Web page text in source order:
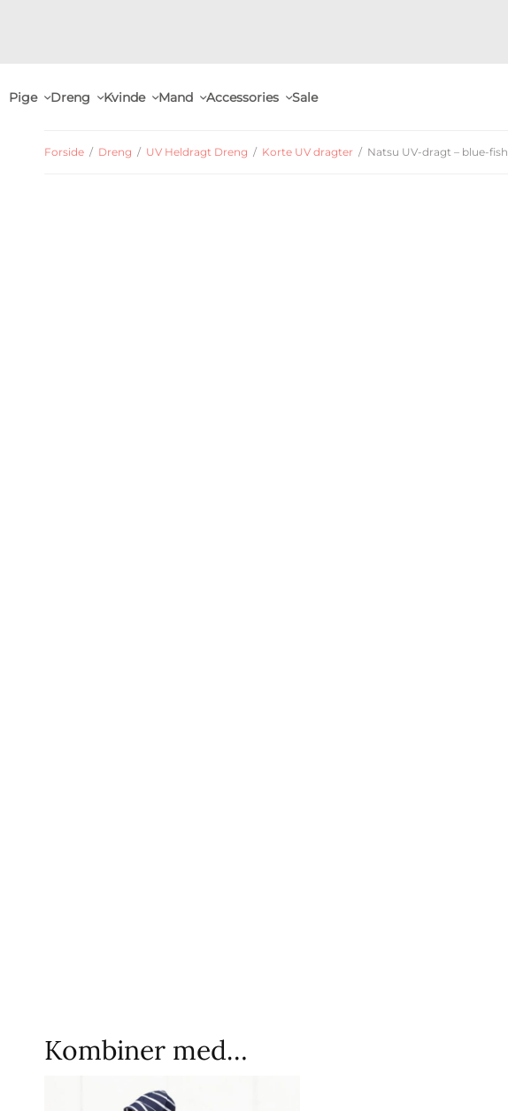
Pige Dreng Kvinde Mand Accessories Sale
Forside / Dreng / UV Heldragt Dreng / Korte UV dragter / Natsu UV-dragt – blue-fish
Kombiner med…